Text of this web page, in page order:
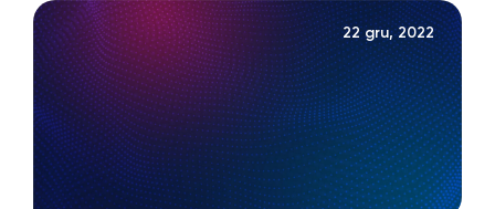
22 gru, 2022